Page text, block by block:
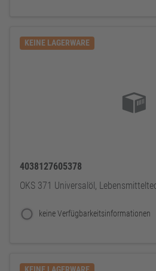
KEINE LAGERWARE
4038127605378
OKS 371 Universalöl,
keine Verfügbarkeitsinformationen